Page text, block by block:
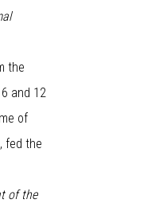
the
and 12
of
fed the
of the